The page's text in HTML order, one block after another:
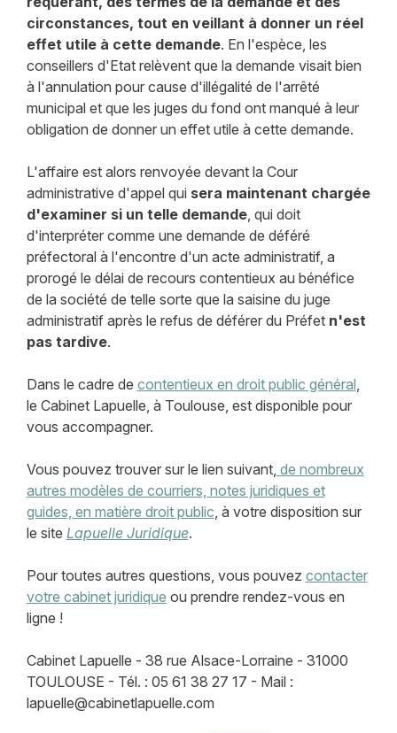
circonstances, tout en veillant à donner un réel
effet utile à cette demande. En l'espèce, les
conseillers d'Etat relèvent que la demande visait bien
à l'annulation pour cause d'illégalité de l'arrêté
municipal et que les juges du fond ont manqué à leur
obligation de donner un effet utile à cette demande.
L'affaire est alors renvoyée devant la Cour
administrative d'appel qui sera maintenant chargée
d'examiner si un telle demande, qui doit
d'interpréter comme une demande de déféré
préfectoral à l'encontre d'un acte administratif, a
prorogé le délai de recours contentieux au bénéfice
de la société de telle sorte que la saisine du juge
administratif après le refus de déférer du Préfet n'est
pas tardive.
Dans le cadre de contentieux en droit public général,
le Cabinet Lapuelle, à Toulouse, est disponible pour
vous accompagner.
Vous pouvez trouver sur le lien suivant, de nombreux
autres modèles de courriers, notes juridiques et
guides, en matière droit public, à votre disposition sur
le site Lapuelle Juridique.
Pour toutes autres questions, vous pouvez contacter
votre cabinet juridique ou prendre rendez-vous en
ligne !
Cabinet Lapuelle - 38 rue Alsace-Lorraine - 31000
TOULOUSE - Tél. : 05 61 38 27 17 - Mail :
lapuelle@cabinetlapuelle.com